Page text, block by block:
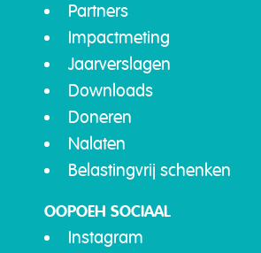
Partners
Impactmeting
Jaarverslagen
Downloads
Doneren
Nalaten
Belastingvrij schenken
OOPOEH SOCIAAL
Instagram